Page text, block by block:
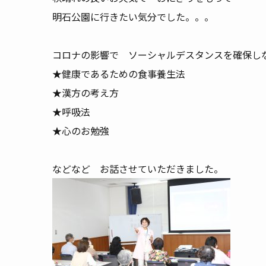
明石公園に行きたい気分でした。。。
コロナの影響で ソーシャルデスタンスを確保し
★健康であるための食事養生法
★漢方の考え方
★呼吸法
★心のお勉強
などなど お話させていただきました。